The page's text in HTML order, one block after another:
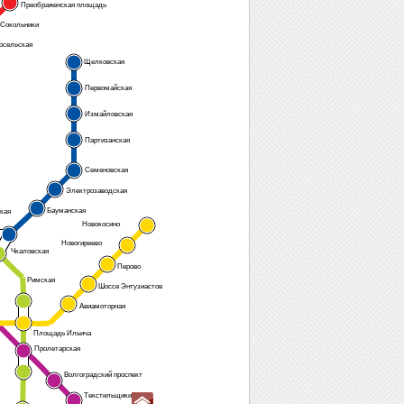
Чкаловская
Преображенская площадь
Сокольники
Пролетарская
Волгоградский проспект
Текстильщики
Бауманская
Электрозаводская
Семеновская
Партизанская
Измайловская
Первомайская
Щелковская
Площадь Ильича
Римская
Авиамоторная
Шоссе Энтузиастов
Перово
Новогиреево
Новокосино